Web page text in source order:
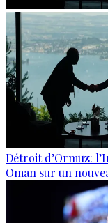
Détroit d’Ormuz:
Oman sur un